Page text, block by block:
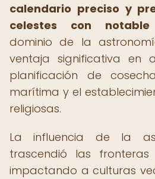
calendario preciso y
celestes con notable
dominio de la
ventaja significativa en
planificación de
marítima y el
religiosas.
La influencia de la
trascendió las fronteras
impactando a culturas